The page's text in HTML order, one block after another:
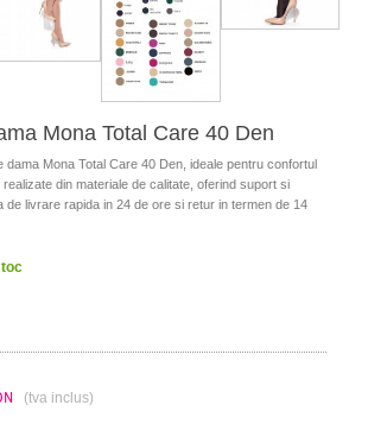
Mona Total Care 40 Den
dama Mona Total Care 40 Den, ideale pentru confortul
din materiale de calitate, oferind suport si
de livrare rapida in 24 de ore si retur in termen de 14
(tva inclus)